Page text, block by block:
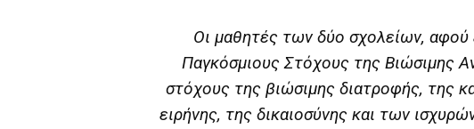
Οι μαθητές των δύο σχολείων, αφού
Παγκόσμιους Στόχους της Βιώσιμης
στόχους της βιώσιμης διατροφής, της
ειρήνης, της δικαιοσύνης και των